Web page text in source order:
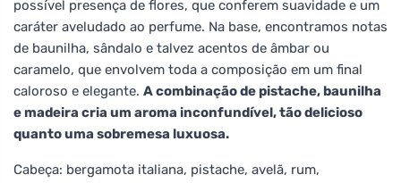
possível presença de flores, que conferem suavidade e um
caráter aveludado ao perfume. Na base, encontramos notas
de baunilha, sândalo e talvez acentos de âmbar ou
caramelo, que envolvem toda a composição em um final
caloroso e elegante. A combinação de pistache, baunilha
e madeira cria um aroma inconfundível, tão delicioso
quanto uma sobremesa luxuosa.
Cabeça: bergamota italiana, pistache, avelã, rum,